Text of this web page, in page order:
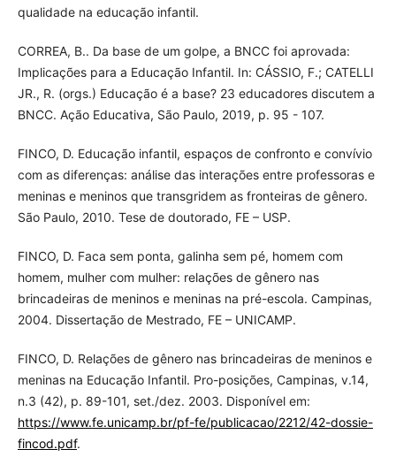
qualidade na educação infantil.
CORREA, B.. Da base de um golpe, a BNCC foi aprovada:
Implicações para a Educação Infantil. In: CÁSSIO, F.; CATELLI
JR., R. (orgs.) Educação é a base? 23 educadores discutem a
BNCC. Ação Educativa, São Paulo, 2019, p. 95 - 107.
FINCO, D. Educação infantil, espaços de confronto e convívio
com as diferenças: análise das interações entre professoras e
meninas e meninos que transgridem as fronteiras de gênero.
São Paulo, 2010. Tese de doutorado, FE – USP.
FINCO, D. Faca sem ponta, galinha sem pé, homem com
homem, mulher com mulher: relações de gênero nas
brincadeiras de meninos e meninas na pré-escola. Campinas,
2004. Dissertação de Mestrado, FE – UNICAMP.
FINCO, D. Relações de gênero nas brincadeiras de meninos e
meninas na Educação Infantil. Pro-posições, Campinas, v.14,
n.3 (42), p. 89-101, set./dez. 2003. Disponível em:
https://www.fe.unicamp.br/pf-fe/publicacao/2212/42-dossie-
fincod.pdf.